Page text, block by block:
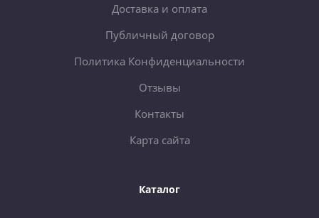
Доставка и оплата
Публичный договор
Политика Конфиденциальности
Отзывы
Контакты
Карта сайта
Каталог